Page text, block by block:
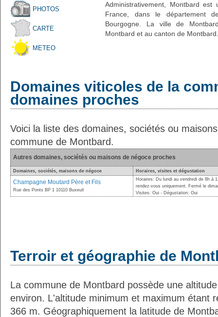
PHOTOS
CARTE
METEO
Administrativement, Montbard
France, dans le département
Bourgogne. La ville de
Montbard et au canton de
Domaines viticoles de la
domaines proches
Voici la liste des domaines, sociétés ou
commune de Montbard.
Autres domaines, sociétés ou maisons de négoce proches
Domaines, sociétés, maisons de négoce Horaires, visites et dégustation
Champagne Moutard Père et Fils
Rue des Ponts BP 1 10110 Buxeuil
Horaires: Du lundi au vendredi de 8h à
rendez-vous uniquement. Fermé le
Visites: Oui - Dégustation: Oui
Terroir et géographie de
La commune de Montbard possède une
environ. L'altitude minimum et maximum étant
366 m. Géographiquement la latitude de